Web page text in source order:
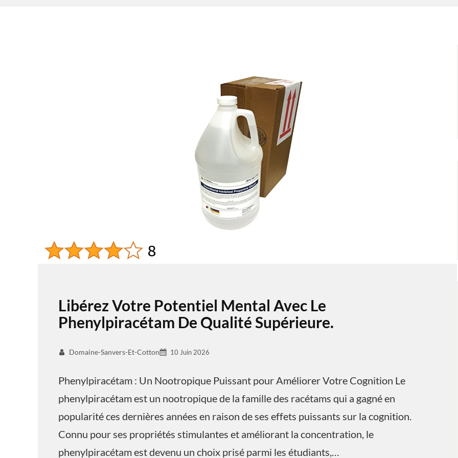
Libérez Votre Potentiel Mental Avec Le
Phenylpiracétam De Qualité Supérieure.
Domaine-Sanvers-Et-Cotton 10 Juin 2026
Phenylpiracétam : Un Nootropique Puissant pour Améliorer Votre Cognition Le
phenylpiracétam est un nootropique de la famille des racétams qui a gagné en
popularité ces dernières années en raison de ses effets puissants sur la cognition.
Connu pour ses propriétés stimulantes et améliorant la concentration, le
phenylpiracétam est devenu un choix prisé parmi les étudiants,…